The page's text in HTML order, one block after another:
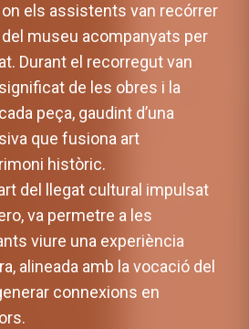
on els assistents van recórrer
museu acompanyats per
Durant el recorregut van
de les obres i la
peça, gaudint d’una
que fusiona art
històric.
del llegat cultural impulsat
va permetre a les
viure una experiència
alineada amb la vocació del
connexions en